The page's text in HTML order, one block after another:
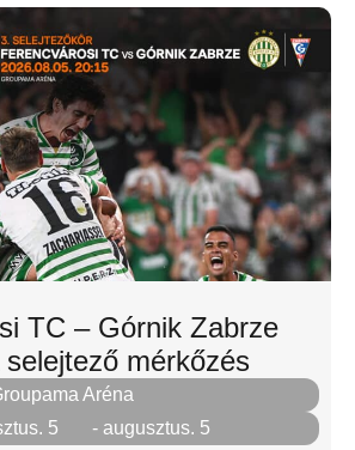
TC – Górnik Zabrze
selejtező mérkőzés
Aréna
5
- augusztus. 5